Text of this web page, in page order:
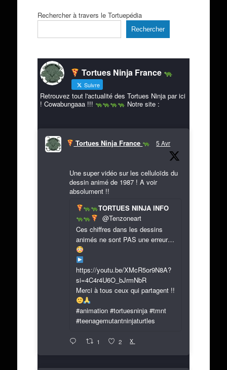
Rechercher à travers le Tortuepédia
Rechercher
Tortues Ninja France
Suivre
Retrouvez tout l'actualité des Tortues Ninja par ici
! Cowabungaaa !!!
Notre site :
Tortues Ninja France 5 Avr
Une super vidéo sur les celluloïds du
dessin animé de 1987 ! A voir
absolument !!
TORTUES NINJA INFO
@Tenzoneart
Ces chiffres dans les dessins
animés ne sont PAS une erreur…
https://youtu.be/XMcR5or9N8A?
si=4C4r4U6O_bJrmNbR
Merci à tous ceux qui partagent !!
#animation #tortuesninja #tmnt
#teenagemutantninjaturtles
1 2 X